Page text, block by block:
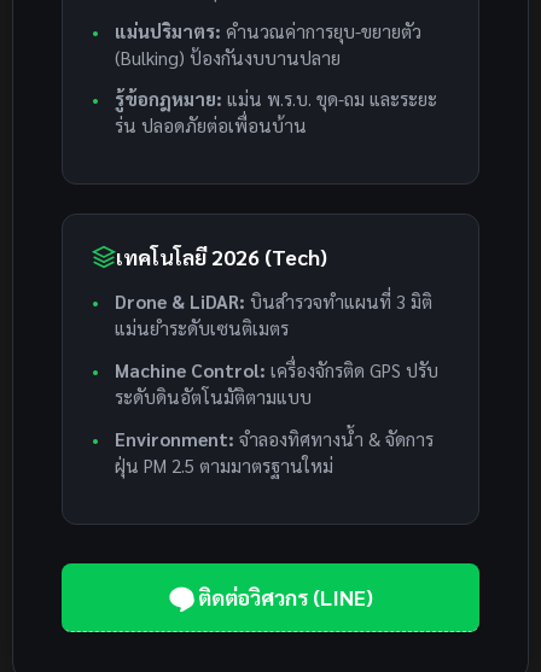
แม่นปริมาตร: คำนวณค่าการยุบ-ขยายตัว
(Bulking) ป้องกันงบบานปลาย
รู้ข้อกฎหมาย: แม่น พ.ร.บ. ขุด-ถม และระยะ
ร่น ปลอดภัยต่อเพื่อนบ้าน
เทคโนโลยี 2026 (Tech)
Drone & LiDAR: บินสำรวจทำแผนที่ 3 มิติ
แม่นยำระดับเซนติเมตร
Machine Control: เครื่องจักรติด GPS ปรับ
ระดับดินอัตโนมัติตามแบบ
Environment: จำลองทิศทางน้ำ & จัดการ
ฝุ่น PM 2.5 ตามมาตรฐานใหม่
ติดต่อวิศวกร (LINE)